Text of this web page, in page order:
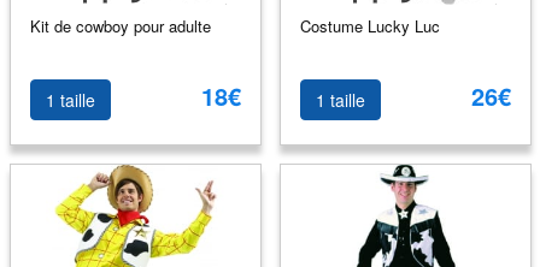
Kit de cowboy pour adulte
1 taille 18€
Costume Lucky Luc
1 taille 26€